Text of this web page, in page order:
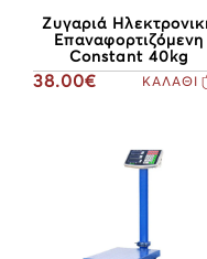
Ζυγαριά
Eπαναφορτιζόμενη
Constant 40kg
38.00€ ΚΑΛΑΘΙ